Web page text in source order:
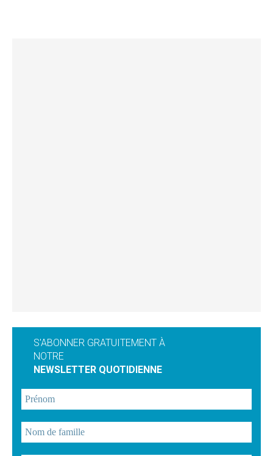
S'ABONNER GRATUITEMENT À
NOTRE
NEWSLETTER QUOTIDIENNE